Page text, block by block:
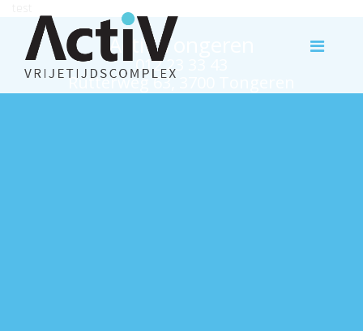
Activ Tongeren
012 23 33 43
Rutterweg 63, 3700 Tongeren